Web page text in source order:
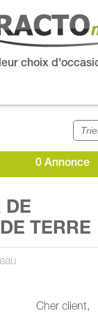
choix
0 Annonce
DE
TERRE
Cher client,